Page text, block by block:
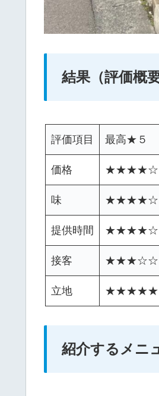
結果（評価概要
評価項目 最高★５
価格 ★★★★☆
味 ★★★★☆
提供時間 ★★★★☆
接客 ★★★☆☆
立地 ★★★★★
紹介するメニ